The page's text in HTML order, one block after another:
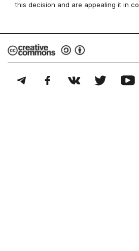
this decision and are appealing it in